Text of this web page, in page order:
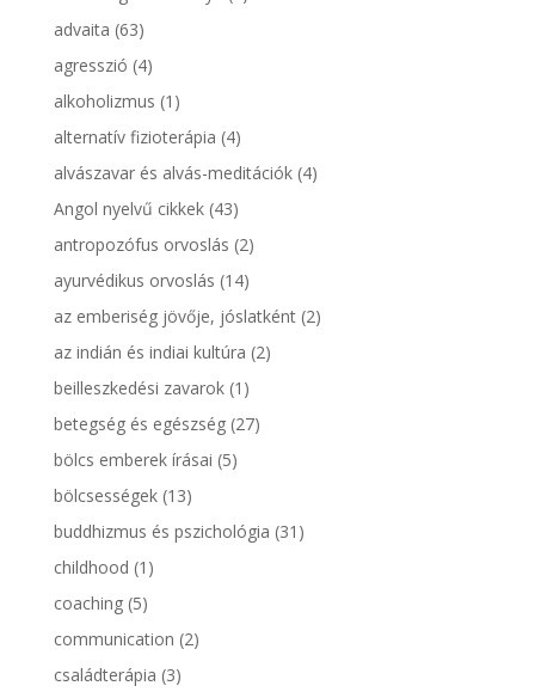
advaita (63)
agresszió (4)
alkoholizmus (1)
alternatív fizioterápia (4)
alvászavar és alvás-meditációk(4)
Angol nyelvű cikkek(43)
antropozófus orvoslás (2)
ayurvédikus orvoslás (14)
az emberiség jövője, jóslatként(2)
az indián és indiai kultúra (2)
beilleszkedési zavarok(1)
betegség és egészség(27)
bölcs emberek írásai (5)
bölcsességek(13)
buddhizmus és pszichológia (31)
childhood (1)
coaching(5)
communication (2)
családterápia (3)